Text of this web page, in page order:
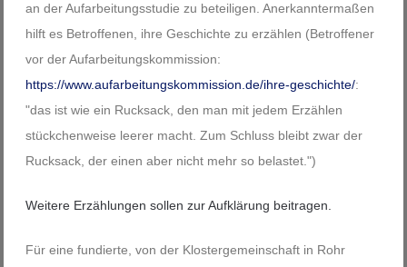
an der Aufarbeitungsstudie zu beteiligen. Anerkanntermaßen
hilft es Betroffenen, ihre Geschichte zu erzählen (Betroffener
vor der Aufarbeitungskommission:
https://www.aufarbeitungskommission.de/ihre-geschichte/:
"das ist wie ein Rucksack, den man mit jedem Erzählen
stückchenweise leerer macht. Zum Schluss bleibt zwar der
Rucksack, der einen aber nicht mehr so belastet.")
Weitere Erzählungen sollen zur Aufklärung beitragen.
Für eine fundierte, von der Klostergemeinschaft in Rohr